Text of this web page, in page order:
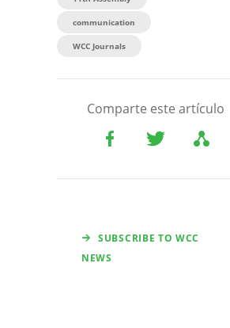
communication
WCC Journals
Comparte este artículo
SUBSCRIBE TO WCC
NEWS